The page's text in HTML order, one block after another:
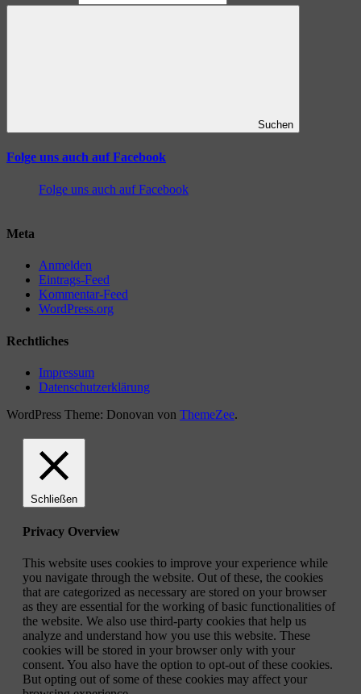
Suchen
Folge uns auch auf Facebook
Folge uns auch auf Facebook
Meta
Anmelden
Eintrags-Feed
Kommentar-Feed
WordPress.org
Rechtliches
Impressum
Datenschutzerklärung
WordPress Theme: Donovan von ThemeZee.
Schließen
Privacy Overview
This website uses cookies to improve your experience while
you navigate through the website. Out of these, the cookies
that are categorized as necessary are stored on your browser
as they are essential for the working of basic functionalities of
the website. We also use third-party cookies that help us
analyze and understand how you use this website. These
cookies will be stored in your browser only with your
consent. You also have the option to opt-out of these cookies.
But opting out of some of these cookies may affect your